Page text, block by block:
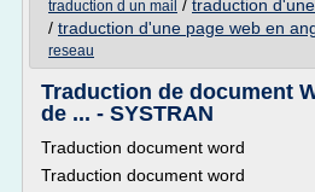
traduction d un mail / traduction
/ traduction d'une page web en
reseau
Traduction de document
de ... - SYSTRAN
Traduction document word
Traduction document word